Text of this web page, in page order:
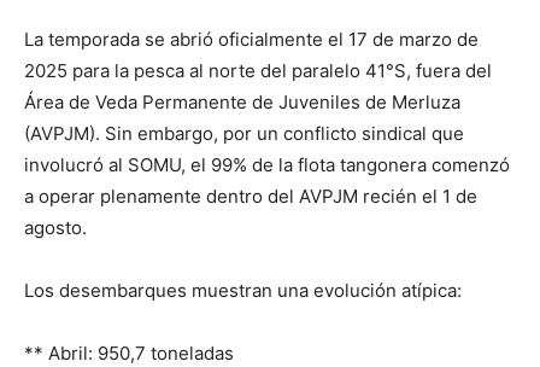
La temporada se abrió oficialmente el 17 de marzo de
2025 para la pesca al norte del paralelo 41°S, fuera del
Área de Veda Permanente de Juveniles de Merluza
(AVPJM). Sin embargo, por un conflicto sindical que
involucró al SOMU, el 99% de la flota tangonera comenzó
a operar plenamente dentro del AVPJM recién el 1 de
agosto.
Los desembarques muestran una evolución atípica:
** Abril: 950,7 toneladas